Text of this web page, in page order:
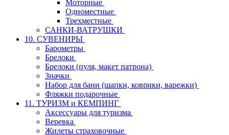
Моторные
Одноместные
Трехместные
САНКИ-ВАТРУШКИ
10. СУВЕНИРЫ
Барометры
Брелоки
Брелоки (пуля, макет патрона)
Значки
Набор для бани (шапки, коврики, варежки)
Фляжки подарочные
11. ТУРИЗМ и КЕМПИНГ
Аксессуары для туризма
Веревка
Жилеты страховочные